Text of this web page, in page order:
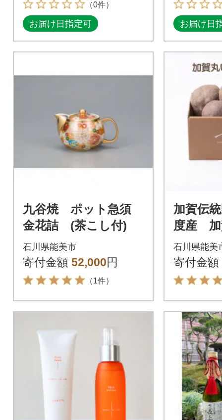
（0件）
お届け日指定可 お届け日
九谷焼 ポット急須
金花詰 (茶こし付)
石川県能美市
寄付金額 52,000円
（1件）
加賀伝
度産
5kg
石川県能美
寄付金額